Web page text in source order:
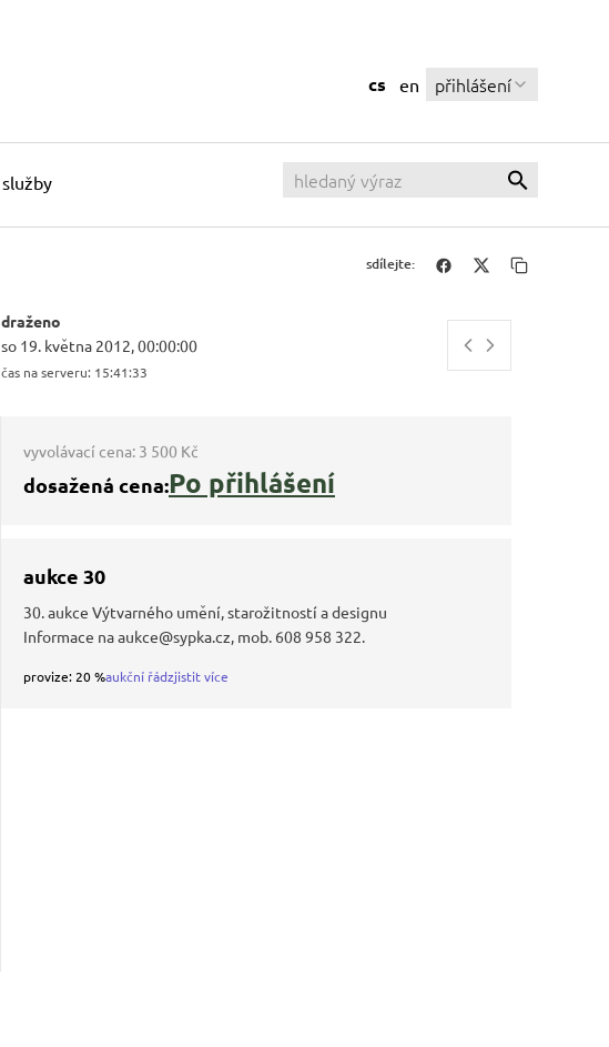
služby
cs en přihlášení
sdílejte:
draženo
so 19. května 2012, 00:00:00
čas na serveru: 15:41:34
vyvolávací cena: 3 500 Kč
dosažená cena:Po přihlášení
aukce 30
30. aukce Výtvarného umění, starožitností a designu
Informace na aukce@sypka.cz, mob. 608 958 322.
provize: 20 %aukční řádzjistit více